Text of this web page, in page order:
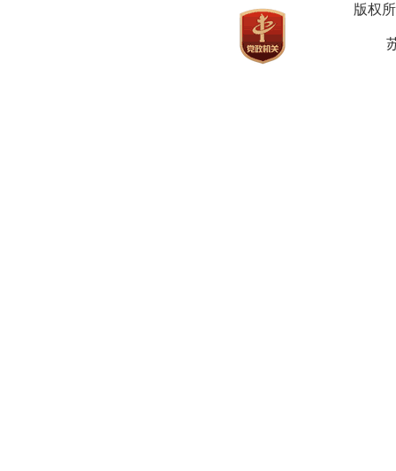
版权